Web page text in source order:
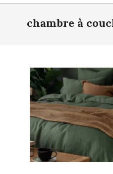
LIVING
Navigationchambre à